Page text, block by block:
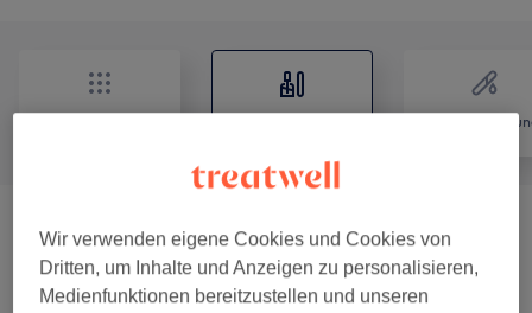
Maniküre & Pediküre (12) ab 10 €
Wir verwenden eigene Cookies und Cookies von
Dritten, um Inhalte und Anzeigen zu personalisieren,
Medienfunktionen bereitzustellen und unseren